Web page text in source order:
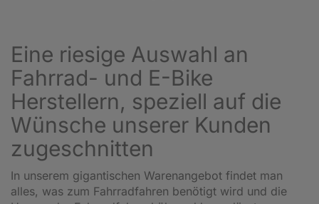
Eine riesige Auswahl an
Fahrrad- und E-Bike
Herstellern, speziell auf die
Wünsche unserer Kunden
zugeschnitten
In unserem gigantischen Warenangebot findet man
alles, was zum Fahrradfahren benötigt wird und die